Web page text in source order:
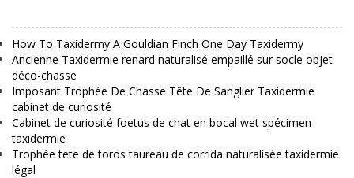
How To Taxidermy A Gouldian Finch One Day Taxidermy
Ancienne Taxidermie renard naturalisé empaillé sur socle objet
déco-chasse
Imposant Trophée De Chasse Tête De Sanglier Taxidermie
cabinet de curiosité
Cabinet de curiosité foetus de chat en bocal wet spécimen
taxidermie
Trophée tete de toros taureau de corrida naturalisée taxidermie
légal